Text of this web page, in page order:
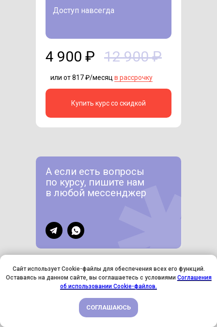
или от 817 ₽/месяц в рассрочку
12 900 ₽
4 900 ₽
Купить курс со скидкой
Доступ навсегда
А если есть вопросы
по курсу, пишите нам
в любой мессенджер
Отзывы наших
учеников
У НАС ДЕНЬ РОЖДЕНИЯ! ВСЕМ СКИДКИ НА ОБУЧЕНИЕ!
ПОДРОБНЕЕ
Сайт использует Cookie-файлы для обеспечения всех его функций.
Оставаясь на данном сайте, вы соглашаетесь с условиями Соглашения
об использовании Cookie-файлов.
СОГЛАШАЮСЬ